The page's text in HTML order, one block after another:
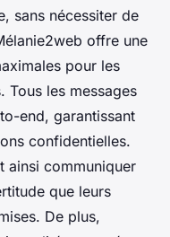
sans nécessiter de
offre une
pour les
Tous les messages
end, garantissant
confidentielles.
ainsi communiquer
que leurs
De plus,